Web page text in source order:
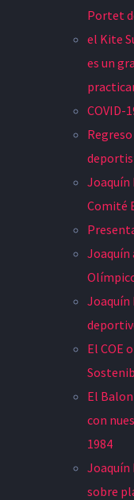
Portet
el Kite
es un
COVID-
Joaquín
Comité
Joaquín
Joaquín
El COE
El
con
1984
Joaquín
sobre